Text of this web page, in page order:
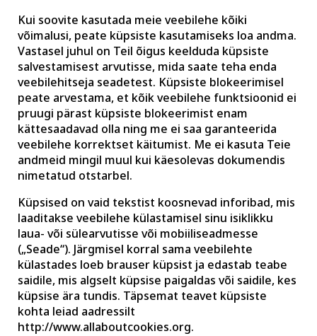
Kui soovite kasutada meie veebilehe kõiki
võimalusi, peate küpsiste kasutamiseks loa andma.
Vastasel juhul on Teil õigus keelduda küpsiste
salvestamisest arvutisse, mida saate teha enda
veebilehitseja seadetest. Küpsiste blokeerimisel
peate arvestama, et kõik veebilehe funktsioonid ei
pruugi pärast küpsiste blokeerimist enam
kättesaadavad olla ning me ei saa garanteerida
veebilehe korrektset käitumist. Me ei kasuta Teie
andmeid mingil muul kui käesolevas dokumendis
nimetatud otstarbel.
Küpsised on vaid tekstist koosnevad inforibad, mis
laaditakse veebilehe külastamisel sinu isiklikku
laua- või sülearvutisse või mobiiliseadmesse
(„Seade“). Järgmisel korral sama veebilehte
külastades loeb brauser küpsist ja edastab teabe
saidile, mis algselt küpsise paigaldas või saidile, kes
küpsise ära tundis. Täpsemat teavet küpsiste
kohta leiad aadressilt
http://www.allaboutcookies.org.